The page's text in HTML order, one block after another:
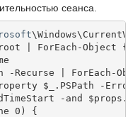
сеанса.
| ForEach-Object {
| ForEach-
$_.PSPath -
-and
0) {